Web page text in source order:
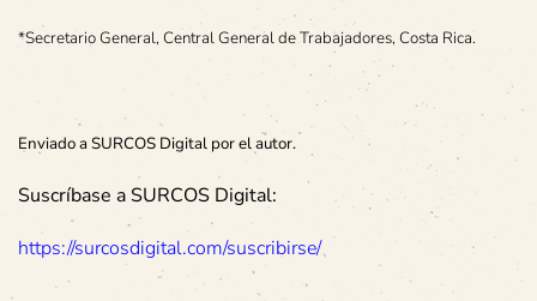
*Secretario General, Central General de Trabajadores, Costa Rica.
Enviado a SURCOS Digital por el autor.
Suscríbase a SURCOS Digital:
https://surcosdigital.com/suscribirse/